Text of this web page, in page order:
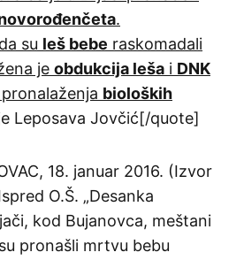
.
su leš bebe raskomadali
je obdukcija leša i DNK
bioloških
Leposava Jovčić[/quote]
18. januar 2016. (Izvor
O.Š. „Desanka
kod Bujanovca, meštani
pronašli mrtvu bebu